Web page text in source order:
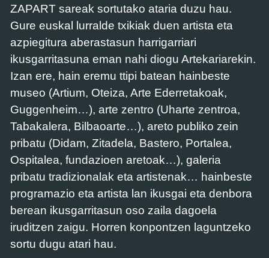
ZAPART sareak sortutako ataria duzu hau.
Gure euskal lurralde txikiak duen artista eta
azpiegitura aberastasun harrigarriari
ikusgarritasuna eman nahi diogu Artekariarekin.
Izan ere, hain eremu ttipi batean hainbeste
museo (Artium, Oteiza, Arte Ederretakoak,
Guggenheim…), arte zentro (Uharte zentroa,
Tabakalera, Bilbaoarte…), areto publiko zein
pribatu (Didam, Zitadela, Bastero, Portalea,
Ospitalea, fundazioen aretoak…), galeria
pribatu tradizionalak eta artistenak… hainbeste
programazio eta artista lan ikusgai eta denbora
berean ikusgarritasun oso zaila dagoela
iruditzen zaigu. Horren konpontzen laguntzeko
sortu dugu atari hau.